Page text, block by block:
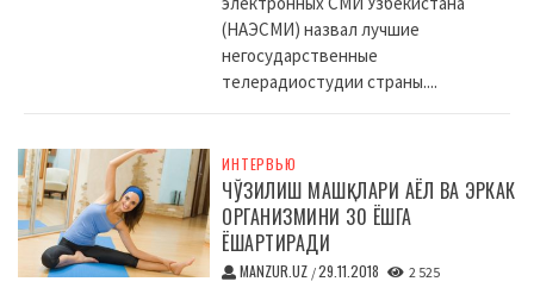
(НАЭСМИ) назвал лучшие
негосударственные
телерадиостудии страны....
ИНТЕРВЬЮ
ЧЎЗИЛИШ МАШҚЛАРИ АЁЛ ВА ЭРКАК
ОРГАНИЗМИНИ 30 ЁШГА
ЁШАРТИРАДИ
MANZUR.UZ /29.11.2018 2 525